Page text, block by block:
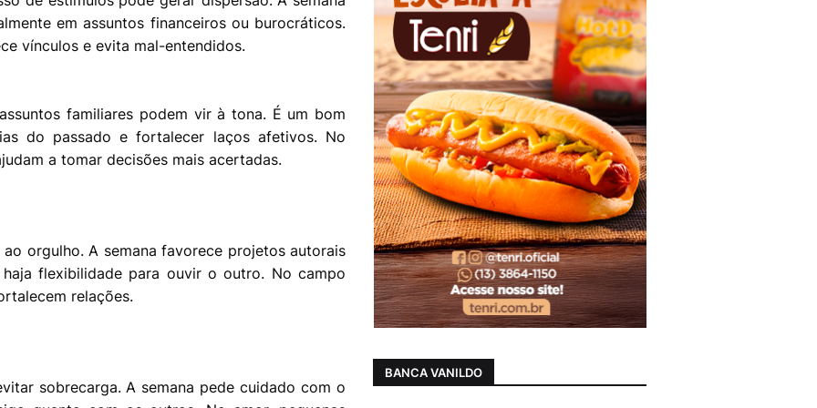
em assuntos financeiros ou burocráticos.
vínculos e evita mal-entendidos.
familiares podem vir à tona. É um bom
do passado e fortalecer laços afetivos. No
a tomar decisões mais acertadas.
orgulho. A semana favorece projetos autorais
flexibilidade para ouvir o outro. No campo
relações.
sobrecarga. A semana pede cuidado com o
BANCA VANILDO